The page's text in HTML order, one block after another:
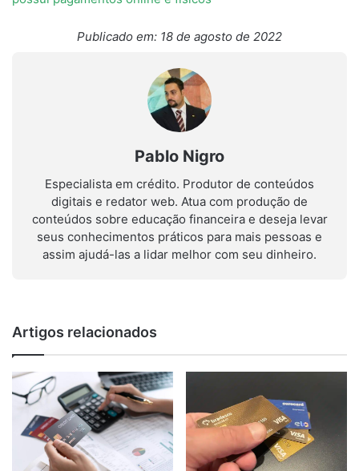
Publicado em: 18 de agosto de 2022
Pablo Nigro
Especialista em crédito. Produtor de conteúdos
digitais e redator web. Atua com produção de
conteúdos sobre educação financeira e deseja levar
seus conhecimentos práticos para mais pessoas e
assim ajudá-las a lidar melhor com seu dinheiro.
Artigos relacionados